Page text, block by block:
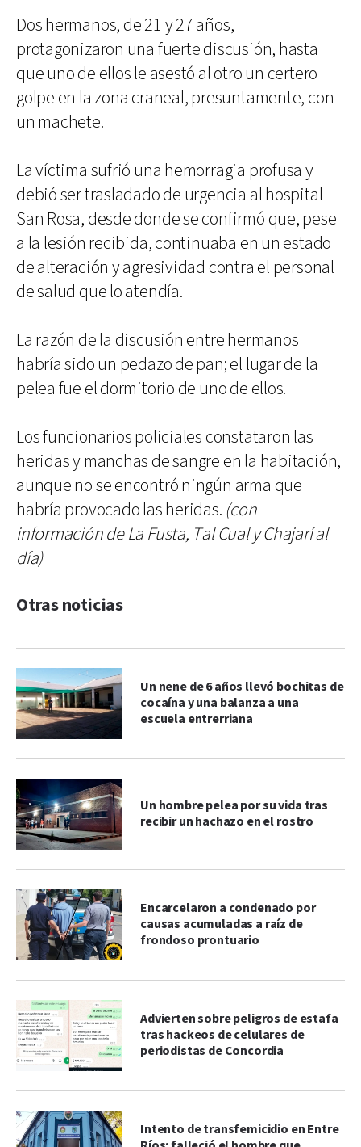
Dos hermanos, de 21 y 27 años,
protagonizaron una fuerte discusión, hasta
que uno de ellos le asestó al otro un certero
golpe en la zona craneal, presuntamente, con
un machete.
La víctima sufrió una hemorragia profusa y
debió ser trasladado de urgencia al hospital
San Rosa, desde donde se confirmó que, pese
a la lesión recibida, continuaba en un estado
de alteración y agresividad contra el personal
de salud que lo atendía.
La razón de la discusión entre hermanos
habría sido un pedazo de pan; el lugar de la
pelea fue el dormitorio de uno de ellos.
Los funcionarios policiales constataron las
heridas y manchas de sangre en la habitación,
aunque no se encontró ningún arma que
habría provocado las heridas. (con
información de La Fusta, Tal Cual y Chajarí al
día)
Otras noticias
Un nene de 6 años llevó bochitas de
cocaína y una balanza a una
escuela entrerriana
Un hombre pelea por su vida tras
recibir un hachazo en el rostro
Encarcelaron a condenado por
causas acumuladas a raíz de
frondoso prontuario
Advierten sobre peligros de estafa
tras hackeos de celulares de
periodistas de Concordia
Intento de transfemicidio en Entre